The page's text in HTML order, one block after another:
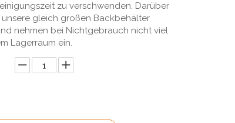
zu verschwenden. Darüber
unsere gleich großen Backbehälter
nehmen bei Nichtgebrauch nicht viel
Lagerraum ein.